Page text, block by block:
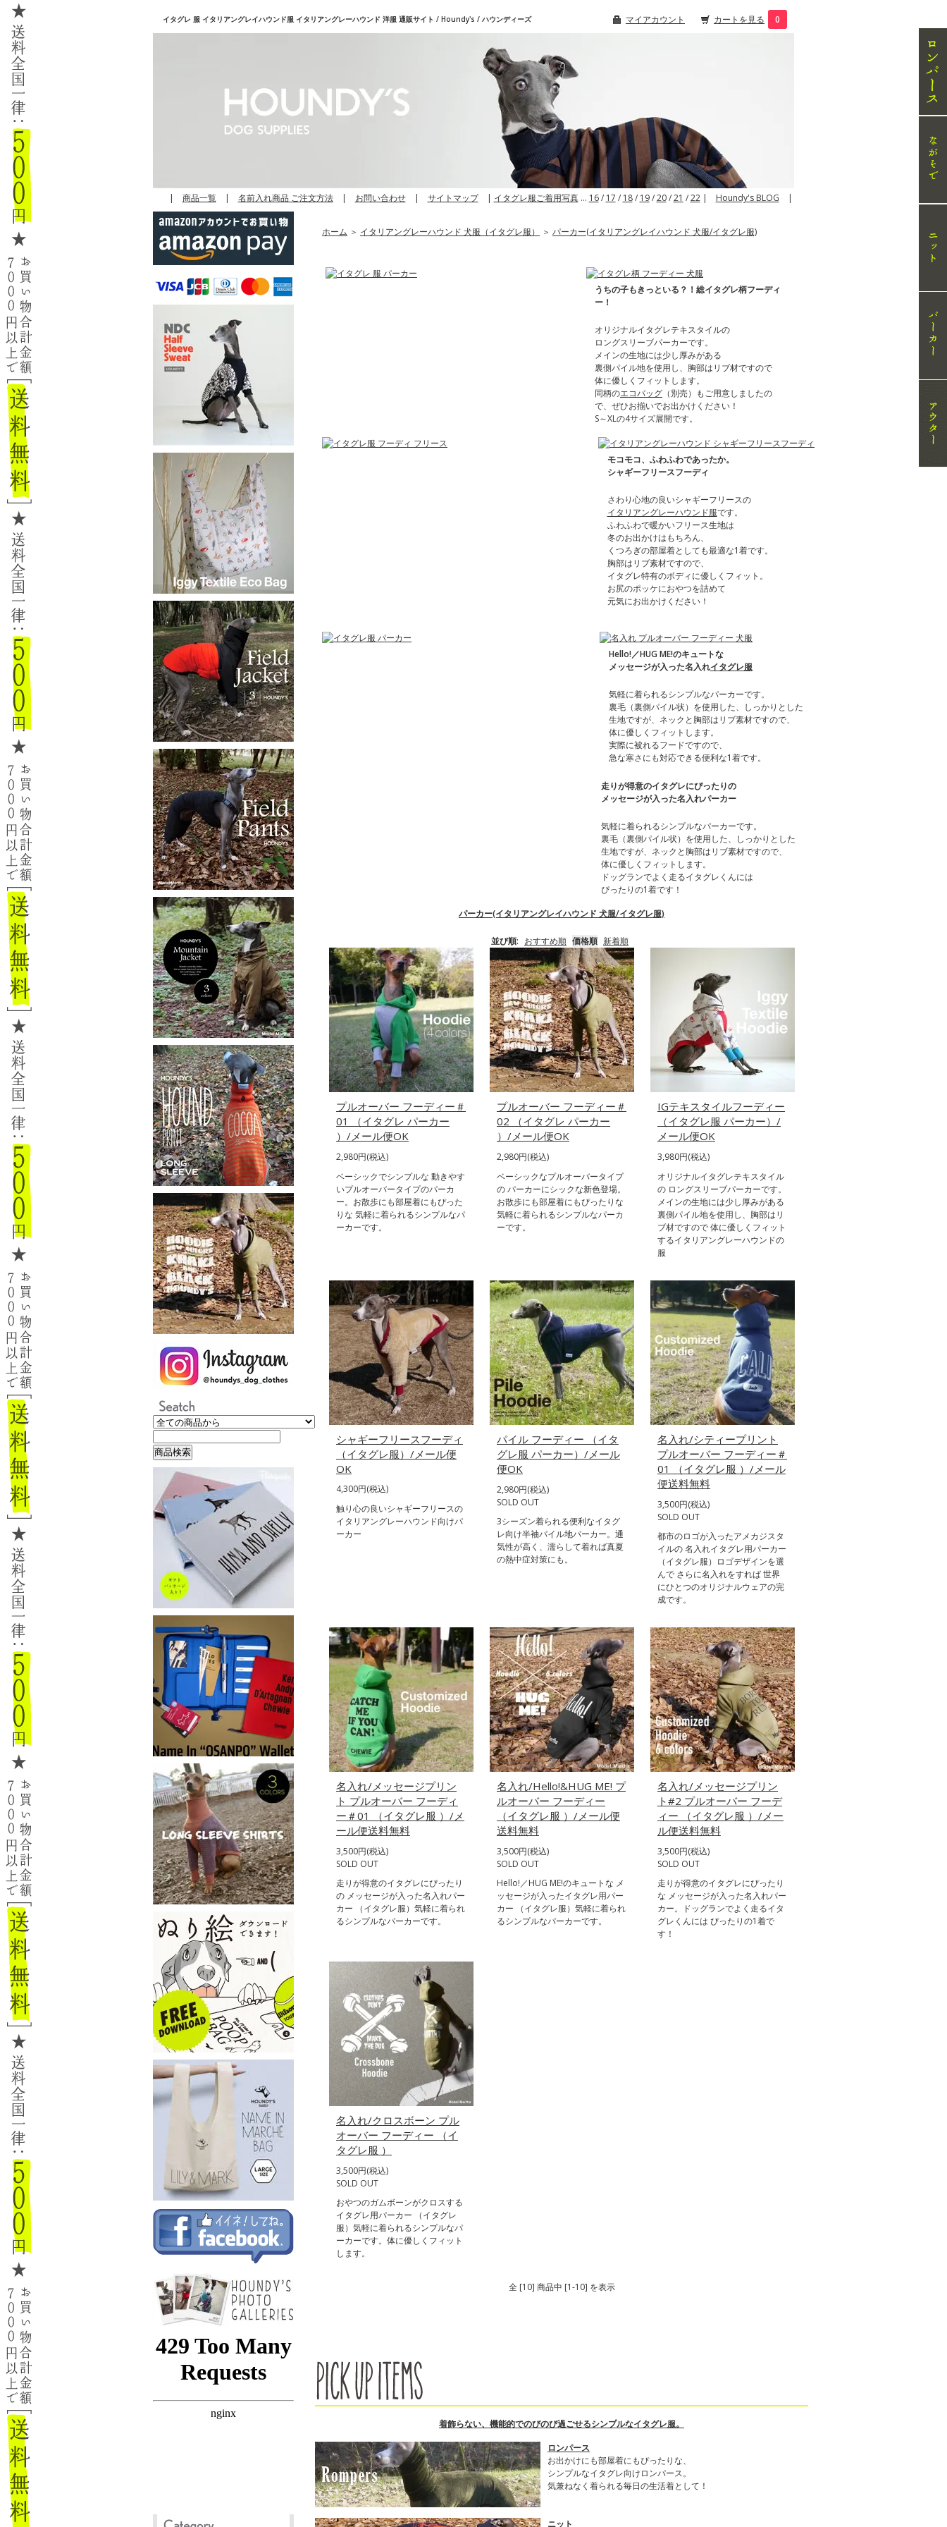
イタグレ 服 イタリアングレイハウンド服 イタリアングレーハウンド 洋服 通販サイト / Houndy's / ハウンディーズ マイアカウント カートを見る 0
| 商品一覧| 名前入れ商品 ご注文方法| お問い合わせ| サイトマップ| イタグレ服ご着用写真… 16/ 17 / 18/ 19/20/21 /22| Houndy's BLOG |
ホーム ＞ イタリアングレーハウンド 犬服（イタグレ服） ＞ パーカー(イタリアングレイハウンド 犬服/イタグレ服)
うちの子もきっといる？！総イタグレ柄フーディ
ー！
オリジナルイタグレテキスタイルの
ロングスリーブパーカーです。
メインの生地には少し厚みがある
裏側パイル地を使用し、胸部はリブ材ですので
体に優しくフィットします。
同柄のエコバッグ （別売）もご用意しましたの
で、ぜひお揃いでお出かけください！
S～XLの4サイズ展開です。
モコモコ、ふわふわであったか。
シャギーフリースフーディ
さわり心地の良いシャギーフリースの
イタリアングレーハウンド服です。
ふわふわで暖かいフリース生地は
冬のお出かけはもちろん、
くつろぎの部屋着としても最適な1着です。
胸部はリブ素材ですので、
イタグレ特有のボディに優しくフィット。
お尻のポッケにおやつを詰めて
元気にお出かけください！
Hello!／HUG ME!のキュートな
メッセージが入った名入れイタグレ服
気軽に着られるシンプルなパーカーです。
裏毛（裏側パイル状）を使用した、しっかりとした
生地ですが、ネックと胸部はリブ素材ですので、
体に優しくフィットします。
実際に被れるフードですので、
急な寒さにも対応できる便利な1着です。
走りが得意のイタグレにぴったりの
メッセージが入った名入れパーカー
気軽に着られるシンプルなパーカーです。
裏毛（裏側パイル状）を使用した、しっかりとした
生地ですが、ネックと胸部はリブ素材ですので、
体に優しくフィットします。
ドッグランでよく走るイタグレくんには
ぴったりの1着です！
パーカー(イタリアングレイハウンド 犬服/イタグレ服)
並び順: おすすめ順 価格順 新着順
プルオーバー フーディー＃
01 （イタグレ パーカー
）/メール便OK
2,980円(税込)
ベーシックでシンプルな 動きやす
いプルオーバータイプのパーカ
ー。お散歩にも部屋着にもぴった
りな 気軽に着られるシンプルなパ
ーカーです。
プルオーバー フーディー＃
02 （イタグレ パーカー
）/メール便OK
2,980円(税込)
ベーシックなプルオーバータイプ
の パーカーにシックな新色登場。
お散歩にも部屋着にもぴったりな
気軽に着られるシンプルなパーカ
ーです。
IGテキスタイルフーディー
（イタグレ服 パーカー）/
メール便OK
3,980円(税込)
オリジナルイタグレテキスタイル
の ロングスリーブパーカーです。
メインの生地には少し厚みがある
裏側パイル地を使用し、胸部はリ
ブ材ですので 体に優しくフィット
するイタリアングレーハウンドの
服
シャギーフリースフーディ
（イタグレ服）/メール便
OK
4,300円(税込)
触り心の良いシャギーフリースの
イタリアングレーハウンド向けパ
ーカー
パイル フーディー （イタ
グレ服 パーカー）/メール
便OK
2,980円(税込)
SOLD OUT
3シーズン着られる便利なイタグ
レ向け半袖パイル地パーカー。通
気性が高く、濡らして着れば真夏
の熱中症対策にも。
名入れ/シティープリント
プルオーバー フーディー＃
01 （イタグレ服 ）/メール
便送料無料
3,500円(税込)
SOLD OUT
都市のロゴが入ったアメカジスタ
イルの 名入れイタグレ用パーカー
（イタグレ服）ロゴデザインを選
んで さらに名入れをすれば 世界
にひとつのオリジナルウェアの完
成です。
名入れ/メッセージプリン
ト プルオーバー フーディ
ー＃01 （イタグレ服 ）/メ
ール便送料無料
3,500円(税込)
SOLD OUT
走りが得意のイタグレにぴったり
の メッセージが入った名入れパー
カー （イタグレ服）気軽に着られ
るシンプルなパーカーです。
名入れ/Hello!&HUG ME! プ
ルオーバー フーディー
（イタグレ服 ）/メール便
送料無料
3,500円(税込)
SOLD OUT
Hello!／HUG ME!のキュートな メ
ッセージが入ったイタグレ用パー
カー （イタグレ服）気軽に着られ
るシンプルなパーカーです。
名入れ/メッセージプリン
ト#2 プルオーバー フーデ
ィー （イタグレ服 ）/メー
ル便送料無料
3,500円(税込)
SOLD OUT
走りが得意のイタグレにぴったり
な メッセージが入った名入れパー
カー。ドッグランでよく走るイタ
グレくんには ぴったりの1着で
す！
名入れ/クロスボーン プル
オーバー フーディー （イ
タグレ服 ）
3,500円(税込)
SOLD OUT
おやつのガムボーンがクロスする
イタグレ用パーカー （イタグレ
服）気軽に着られるシンプルなパ
ーカーです。体に優しくフィット
します。
全 [10] 商品中 [1-10] を表示
着飾らない、機能的でのびのび過ごせるシンプルなイタグレ服。
ロンパース
お出かけにも部屋着にもぴったりな、
シンプルなイタグレ向けロンパース。
気兼ねなく着られる毎日の生活着として！
ニット